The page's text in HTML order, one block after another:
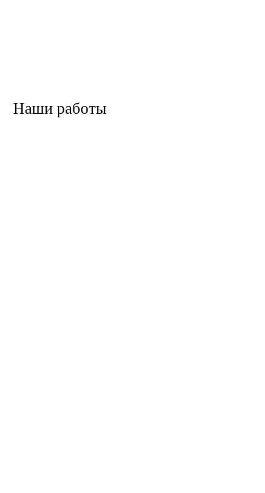
Наши работы